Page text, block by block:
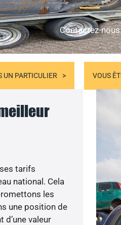
Contactez-nous
UN PARTICULIER VOUS
tarifs
national. Cela
les
une position de
d’une valeur